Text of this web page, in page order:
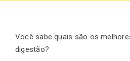
Minha
Você sabe quais são os
digestão?